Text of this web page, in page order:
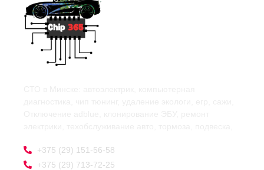
+375 (29) 151-56-58
+375 (29) 713-72-25